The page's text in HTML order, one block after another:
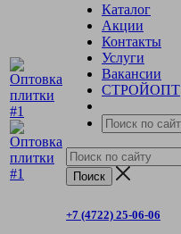
Каталог
Акции
Контакты
Услуги
Вакансии
СТРОЙОПТ
+7 (4722) 25-06-06